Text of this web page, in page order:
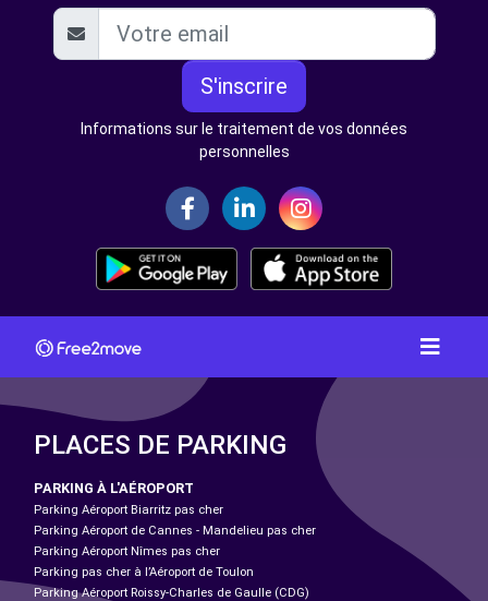
S'inscrire
Informations sur le traitement de vos données
personnelles
PLACES DE PARKING
PARKING À L'AÉROPORT
Parking Aéroport Biarritz pas cher
Parking Aéroport de Cannes - Mandelieu pas cher
Parking Aéroport Nîmes pas cher
Parking pas cher à l’Aéroport de Toulon
Parking Aéroport Roissy-Charles de Gaulle (CDG)